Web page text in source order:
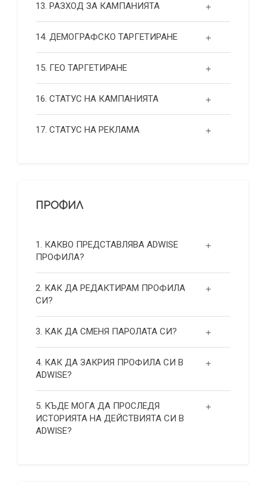
13. РАЗХОД ЗА КАМПАНИЯТА
14. ДЕМОГРАФСКО ТАРГЕТИРАНЕ
15. ГЕО ТАРГЕТИРАНЕ
16. СТАТУС НА КАМПАНИЯТА
17. СТАТУС НА РЕКЛАМА
ПРОФИЛ
1. КАКВО ПРЕДСТАВЛЯВА ADWISE
ПРОФИЛА?
2. КАК ДА РЕДАКТИРАМ ПРОФИЛА
СИ?
3. КАК ДА СМЕНЯ ПАРОЛАТА СИ?
4. КАК ДА ЗАКРИЯ ПРОФИЛА СИ В
ADWISE?
5. КЪДЕ МОГА ДА ПРОСЛЕДЯ
ИСТОРИЯТА НА ДЕЙСТВИЯТА СИ В
ADWISE?